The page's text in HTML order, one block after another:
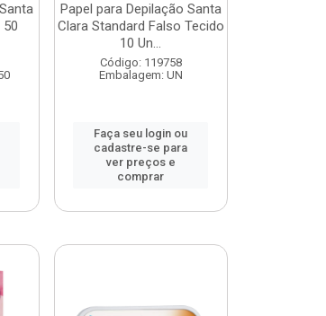
Papel para Depilação Santa
Clara Standard Falso Tecido
10 Un...
Código: 119758
Embalagem: UN
Faça seu login ou
cadastre-se para
ver preços e
comprar